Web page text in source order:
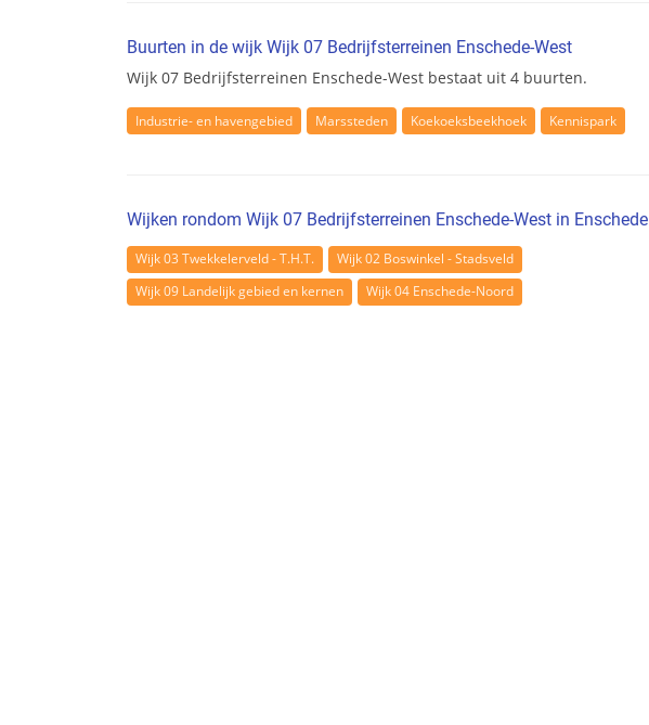
Buurten in de wijk Wijk 07 Bedrijfsterreinen Enschede-West
Wijk 07 Bedrijfsterreinen Enschede-West bestaat uit 4 buurten.
Industrie- en havengebied Marssteden Koekoeksbeekhoek Kennispark
Wijken rondom Wijk 07 Bedrijfsterreinen Enschede-West in Enschede
Wijk 03 Twekkelerveld - T.H.T.
Wijk 02 Boswinkel - Stadsveld
Wijk 09 Landelijk gebied en kernen
Wijk 04 Enschede-Noord